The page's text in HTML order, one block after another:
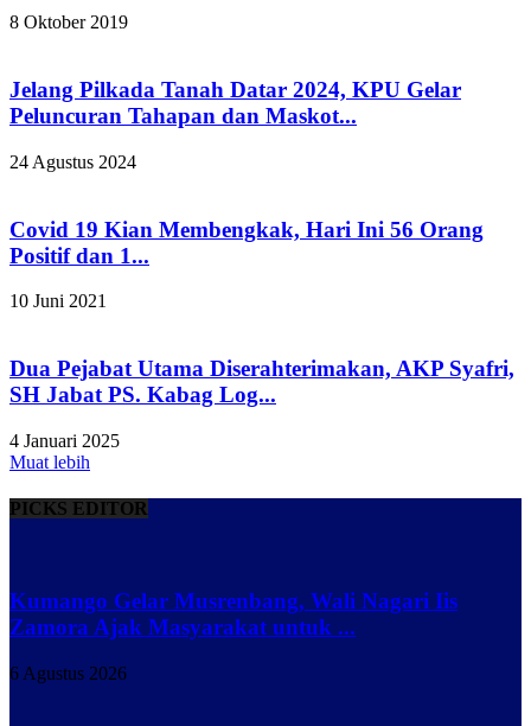
8 Oktober 2019
Jelang Pilkada Tanah Datar 2024, KPU Gelar
Peluncuran Tahapan dan Maskot...
24 Agustus 2024
Covid 19 Kian Membengkak, Hari Ini 56 Orang
Positif dan 1...
10 Juni 2021
Dua Pejabat Utama Diserahterimakan, AKP Syafri,
SH Jabat PS. Kabag Log...
4 Januari 2025
Muat lebih
PICKS EDITOR
Kumango Gelar Musrenbang, Wali Nagari Iis
Zamora Ajak Masyarakat untuk ...
6 Agustus 2026